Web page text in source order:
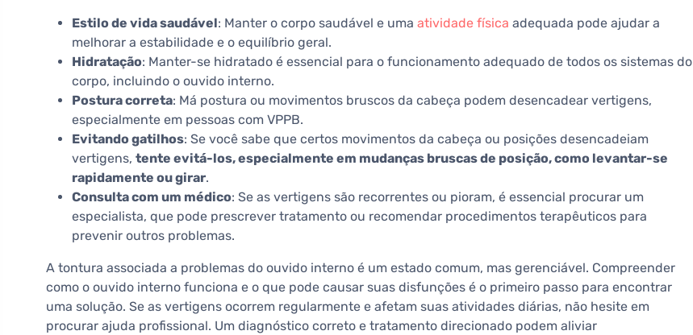
Estilo de vida saudável: Manter o corpo saudável e uma atividade física adequada pode ajudar a
melhorar a estabilidade e o equilíbrio geral.
Hidratação: Manter-se hidratado é essencial para o funcionamento adequado de todos os sistemas do
corpo, incluindo o ouvido interno.
Postura correta: Má postura ou movimentos bruscos da cabeça podem desencadear vertigens,
especialmente em pessoas com VPPB.
Evitando gatilhos: Se você sabe que certos movimentos da cabeça ou posições desencadeiam
vertigens, tente evitá-los, especialmente em mudanças bruscas de posição, como levantar-se
rapidamente ou girar.
Consulta com um médico: Se as vertigens são recorrentes ou pioram, é essencial procurar um
especialista, que pode prescrever tratamento ou recomendar procedimentos terapêuticos para
prevenir outros problemas.
A tontura associada a problemas do ouvido interno é um estado comum, mas gerenciável. Compreender
como o ouvido interno funciona e o que pode causar suas disfunções é o primeiro passo para encontrar
uma solução. Se as vertigens ocorrem regularmente e afetam suas atividades diárias, não hesite em
procurar ajuda profissional. Um diagnóstico correto e tratamento direcionado podem aliviar